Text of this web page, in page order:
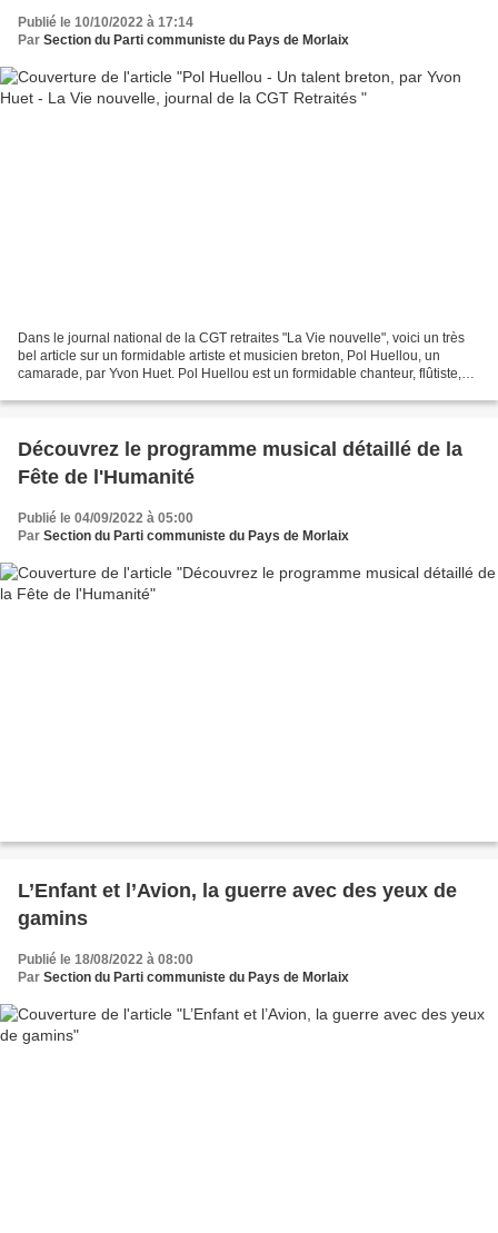
Publié le 10/10/2022 à 17:14
Par Section du Parti communiste du Pays de Morlaix
Dans le journal national de la CGT retraites "La Vie nouvelle", voici un très
bel article sur un formidable artiste et musicien breton, Pol Huellou, un
camarade, par Yvon Huet. Pol Huellou est un formidable chanteur, flûtiste,
Découvrez le programme musical détaillé de la
Fête de l'Humanité
Publié le 04/09/2022 à 05:00
Par Section du Parti communiste du Pays de Morlaix
L’Enfant et l’Avion, la guerre avec des yeux de
gamins
Publié le 18/08/2022 à 08:00
Par Section du Parti communiste du Pays de Morlaix